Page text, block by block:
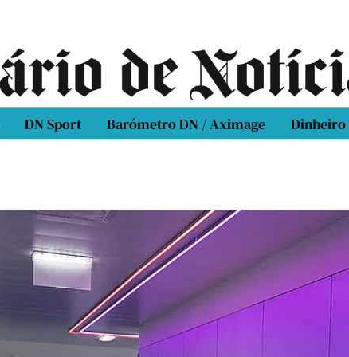
DN Sport Barómetro DN / Aximage Dinheiro